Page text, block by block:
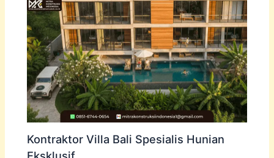
Kontraktor Villa Bali Spesialis Hunian